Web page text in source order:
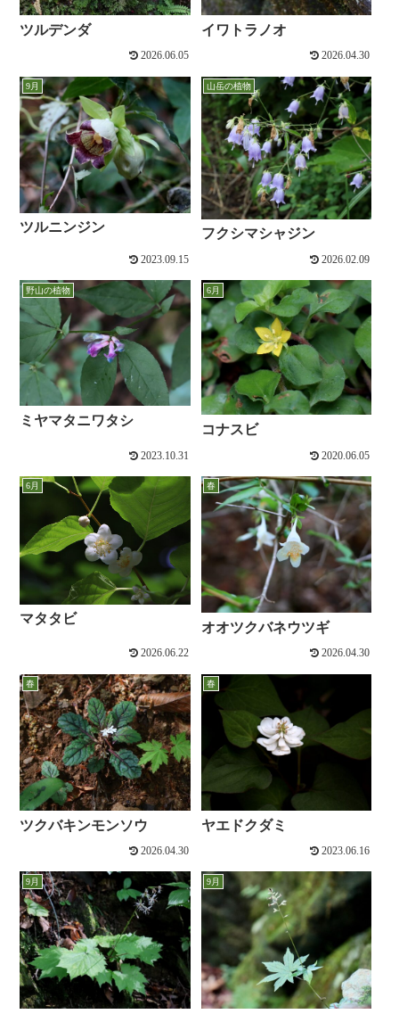
ツルデンダ
2026.06.05
イワトラノオ
2026.04.30
9月
ツルニンジン
2023.09.15
山岳の植物
フクシマシャジン
2026.02.09
野山の植物
ミヤマタニワタシ
2023.10.31
6月
コナスビ
2020.06.05
6月
マタタビ
2026.06.22
春
オオツクバネウツギ
2026.04.30
春
ツクバキンモンソウ
2026.04.30
春
ヤエドクダミ
2023.06.16
9月 9月